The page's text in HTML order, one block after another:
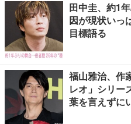
田中圭、約1
因が現状いっ
目標語る
福山雅治、作
レオ」シリー
葉を言えずに